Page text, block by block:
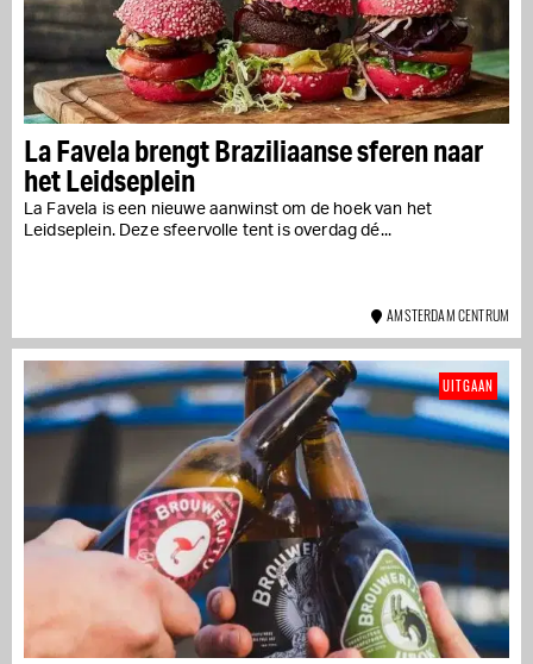
La Favela brengt Braziliaanse sferen naar
het Leidseplein
La Favela is een nieuwe aanwinst om de hoek van het
Leidseplein. Deze sfeervolle tent is overdag dé...
AMSTERDAM CENTRUM
UITGAAN